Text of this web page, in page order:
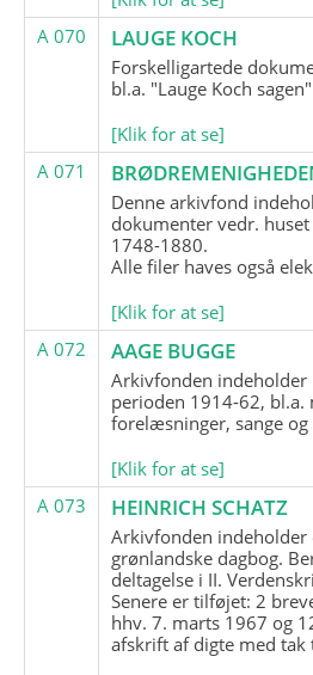
A 070
LAUGE KOCH
Forskelligartede
bl.a. "Lauge Koch
[Klik for at se]
A 071
Denne arkivfond
dokumenter vedr.
1748-1880.
Alle filer haves også
[Klik for at se]
A 072
AAGE BUGGE
Arkivfonden
perioden 1914-62, bl.a.
forelæsninger, sange og
[Klik for at se]
A 073
HEINRICH SCHATZ
Arkivfonden indeholder
grønlandske dagbog.
deltagelse i II.
Senere er tilføjet: 2
hhv. 7. marts 1967 og
afskrift af digte med tak